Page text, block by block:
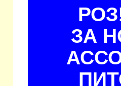
ЗА